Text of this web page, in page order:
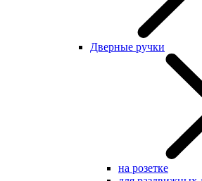
Дверные ручки
на розетке